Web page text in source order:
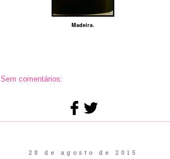
Madeira.
Sem comentários:
28 de agosto de 2015